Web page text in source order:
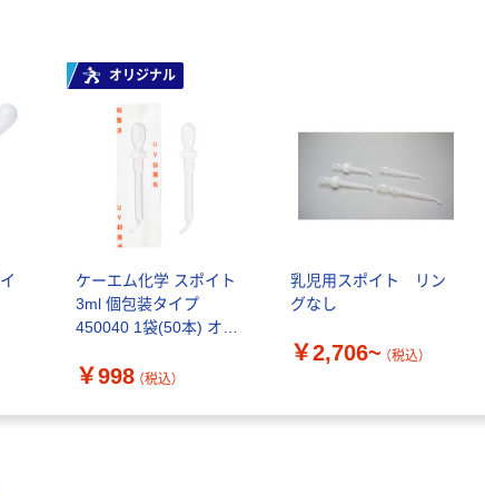
オリジナル
ケーエム化学 スポイト
3ml 個包装タイプ
450040 1袋(50本) オリ
￥998 （税込）
乳児用スポイト リン
グなし
￥2,706~ （税込）